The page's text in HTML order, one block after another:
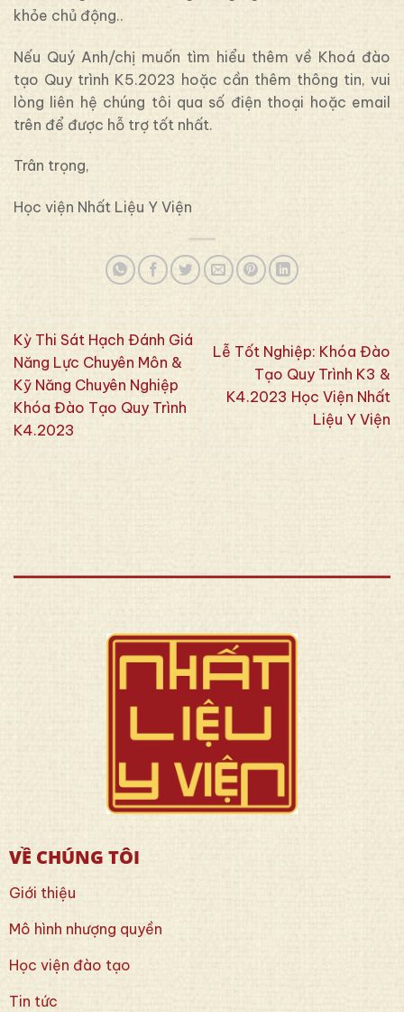
khỏe chủ động..
Nếu Quý Anh/chị muốn tìm hiểu thêm về Khoá đào
tạo Quy trình K5.2023 hoặc cần thêm thông tin, vui
lòng liên hệ chúng tôi qua số điện thoại hoặc email
trên để được hỗ trợ tốt nhất.
Trân trọng,
Học viện Nhất Liệu Y Viện
Kỳ Thi Sát Hạch Đánh Giá
Năng Lực Chuyên Môn &
Kỹ Năng Chuyên Nghiệp
Khóa Đào Tạo Quy Trình
K4.2023
Lễ Tốt Nghiệp: Khóa Đào
Tạo Quy Trình K3 &
K4.2023 Học Viện Nhất
Liệu Y Viện
VỀ CHÚNG TÔI
Giới thiệu
Mô hình nhượng quyền
Học viện đào tạo
Tin tức